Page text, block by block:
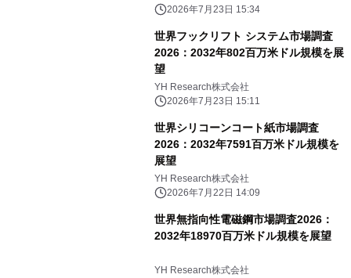
2026年7月23日 15:34
世界フックリフト システム市場調査
2026：2032年802百万米ドル規模を展
望
YH Research株式会社
2026年7月23日 15:11
世界シリコーンコート紙市場調査
2026：2032年7591百万米ドル規模を
展望
YH Research株式会社
2026年7月22日 14:09
世界無指向性電磁鋼市場調査2026：
2032年18970百万米ドル規模を展望
YH Research株式会社